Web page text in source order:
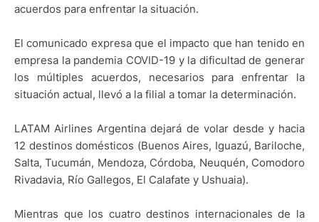
acuerdos para enfrentar la situación.
El comunicado expresa que el impacto que han tenido en
empresa la pandemia COVID-19 y la dificultad de generar
los múltiples acuerdos, necesarios para enfrentar la
situación actual, llevó a la filial a tomar la determinación.
LATAM Airlines Argentina dejará de volar desde y hacia
12 destinos domésticos (Buenos Aires, Iguazú, Bariloche,
Salta, Tucumán, Mendoza, Córdoba, Neuquén, Comodoro
Rivadavia, Río Gallegos, El Calafate y Ushuaia).
Mientras que los cuatro destinos internacionales de la